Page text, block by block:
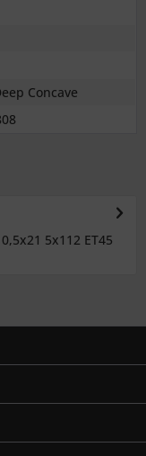
Concave
5x112 ET45